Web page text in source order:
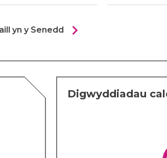
yn y Senedd chevron_right
Digwyddiadau